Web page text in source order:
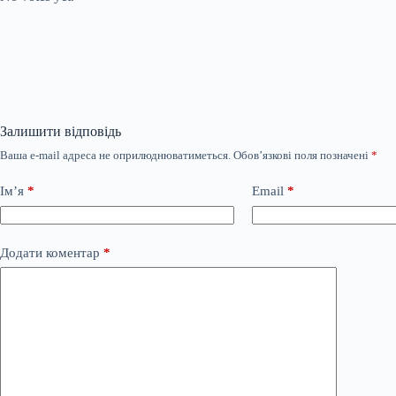
Залишити відповідь
Ваша e-mail адреса не оприлюднюватиметься. Обов’язкові поля позначені *
Ім’я * Email *
Додати коментар *